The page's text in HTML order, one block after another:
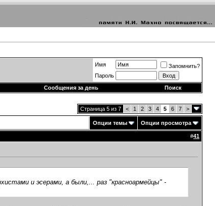
Имя
Запомнить?
Пароль
Сообщения за день Поиск
Страница 5 из 7 < 1 2 3 4 5 6 7 >
Опции темы Опции просмотра
#41
и эсерами, а были,... раз "красноармейцы" -